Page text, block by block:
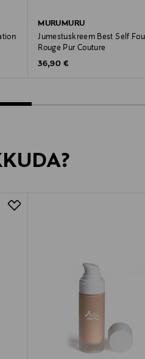
MURUMURU
Jumestuskreem Best Self
Rouge Pur Couture
Original Price
36,90 €